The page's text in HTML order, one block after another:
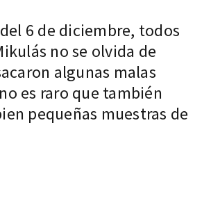
6 de diciembre, todos
no se olvida de
algunas malas
es raro que también
pequeñas muestras de